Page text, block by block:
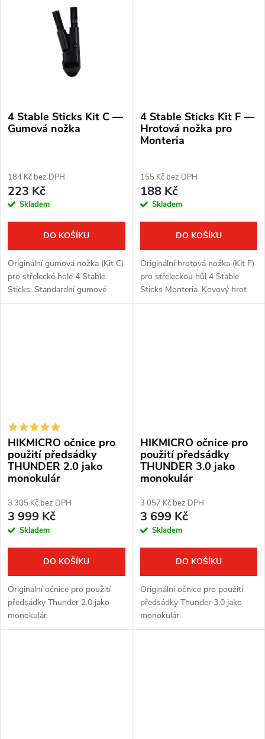
4 Stable Sticks Kit C —
Gumová nožka
184 Kč bez DPH
223 Kč
Skladem
DO KOŠÍKU
Originální gumová nožka (Kit C)
pro střelecké hole 4 Stable
Sticks. Standardní gumové
zakončení nohy pro pevné a
4 Stable Sticks Kit F —
Hrotová nožka pro
Monteria
155 Kč bez DPH
188 Kč
Skladem
DO KOŠÍKU
Originální hrotová nožka (Kit F)
pro střeleckou hůl 4 Stable
Sticks Monteria. Kovový hrot
pro stabilní zapíchnutí do
HIKMICRO očnice pro
použití předsádky
THUNDER 2.0 jako
monokulár
3 305 Kč bez DPH
3 999 Kč
Skladem
DO KOŠÍKU
Originální očnice pro použití
předsádky Thunder 2.0 jako
monokulár.
HIKMICRO očnice pro
použití předsádky
THUNDER 3.0 jako
monokulár
3 057 Kč bez DPH
3 699 Kč
Skladem
DO KOŠÍKU
Originální očnice pro použití
předsádky Thunder 3.0 jako
monokulár.